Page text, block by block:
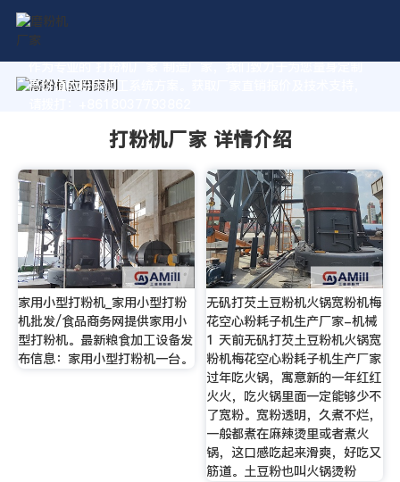
作为专业的 打粉机厂家 制造厂家，我们致力于为您量身定制
高价值的粉体加工系统方案。获取厂家直销报价及技术支持，
打粉机厂家 详情介绍
家用小型打粉机_家用小型打粉
机批发/食品商务网提供家用小
型打粉机。最新粮食加工设备发
布信息：家用小型打粉机一台。
无矾打芡土豆粉机火锅宽粉机梅
花空心粉耗子机生产厂家-机械
1 天前无矾打芡土豆粉机火锅宽
粉机梅花空心粉耗子机生产厂家
过年吃火锅，寓意新的一年红红
火火，吃火锅里面一定能够少不
了宽粉。宽粉透明，久煮不烂，
一般都煮在麻辣烫里或者煮火
锅，这口感吃起来滑爽，好吃又
筋道。土豆粉也叫火锅烫粉